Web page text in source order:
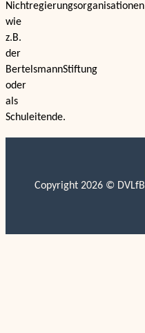
Nichtregierungsorganisationen
wie
z.B.
der
BertelsmannStiftung
oder
als
Schuleitende.
Copyright 2026 © DVLfB